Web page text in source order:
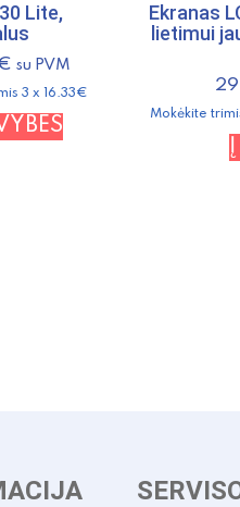
Lite,
su PVM
3 x 16.33€
This
page
Ekranas
lietimui
Mokėkite